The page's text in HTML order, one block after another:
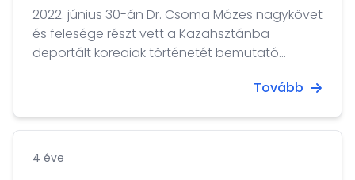
2022. június 30-án Dr. Csoma Mózes nagykövet
és felesége részt vett a Kazahsztánba
deportált koreaiak történetét bemutató
szöuli nagykövetsége és a Korea Foundation
Tovább
4 éve